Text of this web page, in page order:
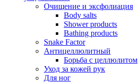
Oчищение и эксфолиация
Body salts
Shower products
Bathing products
Snake Factor
Антицеллюлитный
Борьба с целлюлитом
Уход за кожей рук
Для ног